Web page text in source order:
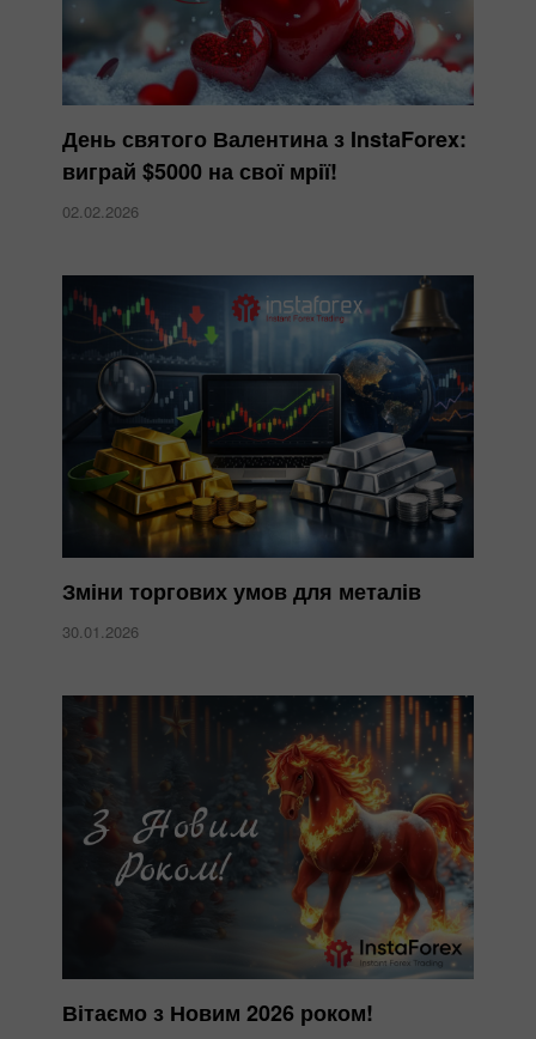
День святого Валентина з InstaForex:
виграй $5000 на свої мрії!
02.02.2026
Зміни торгових умов для металів
30.01.2026
Вітаємо з Новим 2026 роком!